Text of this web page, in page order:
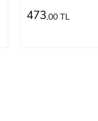
473,00 TL